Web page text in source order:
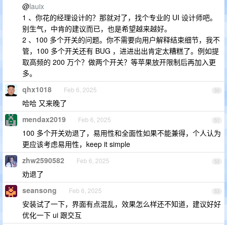
@lauix
1 、你花的经理设计的？那就对了，找个专业的 UI 设计师吧。
别生气，中肯的建议而已，也是希望越来越好。
2 、100 多个开关的问题。你不需要向用户解释结束细节，我不
管，100 多个开关还有 BUG ，进进出出肯定太糟糕了。例如提
取高频的 200 万个？做两个开关？等苹果放开限制后再加入更
多。
50
qhx1018 Feb 6, 2025
哈哈 又来晚了
51
mendax2019 Feb 6, 2025
100 多个开关劝退了，易用性和全面性如果不能兼得，个人认为
更应该考虑易用性，keep it simple
52
zhw2590582 Feb 6, 2025
劝退了
53
seansong Feb 6, 2025
安装试了一下，界面有点混乱，效果怎么样还不知道，建议好好
优化一下 ui 跟交互